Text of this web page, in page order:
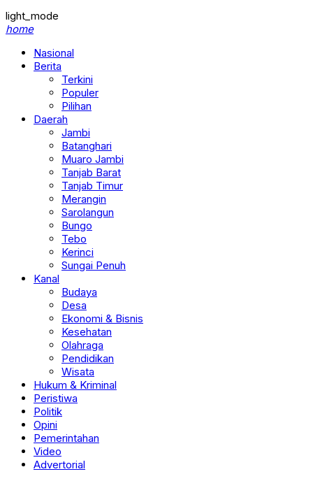
light_mode
home
Nasional
Berita
Terkini
Populer
Pilihan
Daerah
Jambi
Batanghari
Muaro Jambi
Tanjab Barat
Tanjab Timur
Merangin
Sarolangun
Bungo
Tebo
Kerinci
Sungai Penuh
Kanal
Budaya
Desa
Ekonomi & Bisnis
Kesehatan
Olahraga
Pendidikan
Wisata
Hukum & Kriminal
Peristiwa
Politik
Opini
Pemerintahan
Video
Advertorial